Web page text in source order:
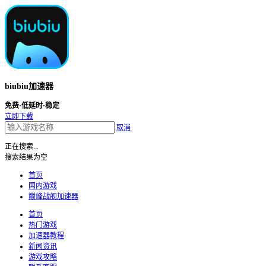
biubiu加速器
免费·低延时·稳定
立即下载
取消
正在搜索...
搜索结果为空
首页
国内游戏
巅峰战舰加速器
首页
热门游戏
加速器教程
新闻资讯
游戏攻略